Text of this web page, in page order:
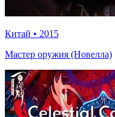
Китай • 2015
Мастер оружия (Новелла)